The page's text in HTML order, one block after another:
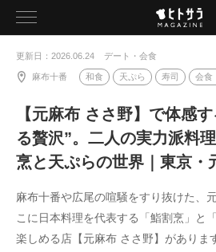
toggle
更新日：2026.06.24 デート・会食
麻布十番 和食 天ぷら 寿司 会食
【元麻布 ささ野】で体感
る贅沢”。二人の実力派料
烹と天ぷらの世界｜東京・
麻布十番や広尾の喧騒をすり抜けた、
こに日本料理を代表する「鮨割烹」と
楽しめる店【元麻布 ささ野】がありま